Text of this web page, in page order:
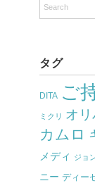
タグ
DITA ご
ミクリ オ
カムロ
メディ
ジョ
ニー ディー